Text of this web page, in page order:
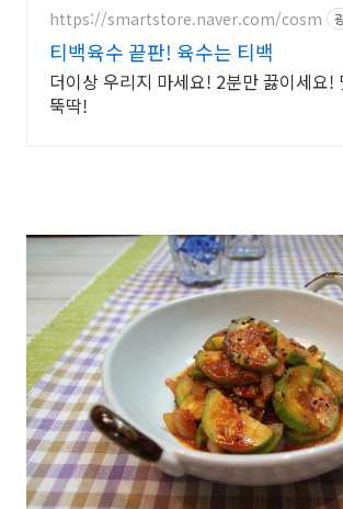
https://smartstore.naver.com/cosm
티백육수 끝판! 육수는 티백
더이상 우리지 마세요! 2분만 끓이세요!
뚝딱!